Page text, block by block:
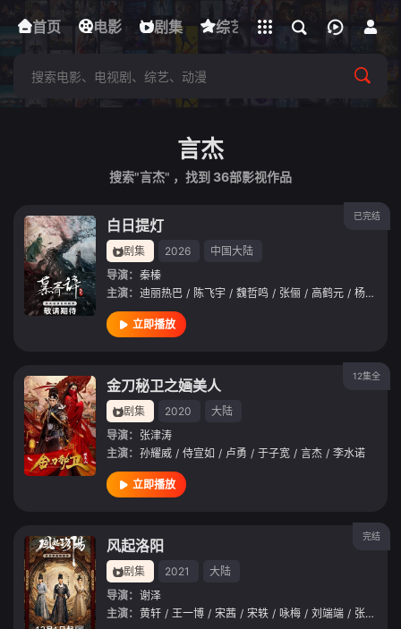
首页 电影 剧集 综艺 动漫 短剧
下载客户端
立即登录
言杰
搜索"言杰" ，找到 36部影视作品
已完结
白日提灯
剧集 2026
中国大陆
导演： 秦榛
主演： 迪丽热巴 / 陈飞宇 / 魏哲鸣 / 张俪 / 高鹤元 / 杨肸子
立即播放
12集全
金刀秘卫之婳美人
剧集 2020
大陆
导演： 张津涛
主演： 孙耀威 / 侍宣如 / 卢勇 / 于子宽 / 言杰 / 李水诺
立即播放
完结
风起洛阳
剧集 2021
大陆
导演： 谢泽
主演： 黄轩 / 王一博 / 宋茜 / 宋轶 / 咏梅 / 刘端端 / 张铎